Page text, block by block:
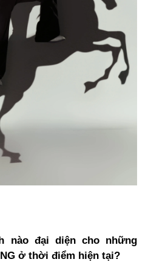
nào đại diện cho những
ở thời điểm hiện tại?